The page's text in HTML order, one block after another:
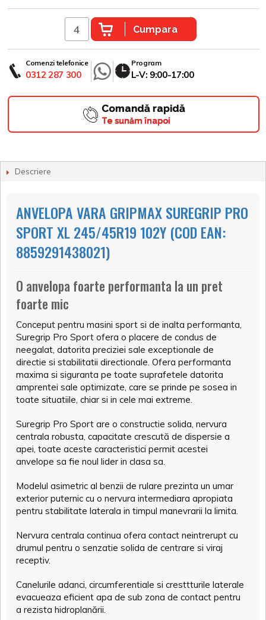
Cumpara
Comenzi telefonice
0312 287 300
Program
L-V: 9:00-17:00
Comandă rapidă
Te sunăm înapoi
Descriere
ANVELOPA VARA GRIPMAX SUREGRIP PRO
SPORT XL 245/45R19 102Y (COD EAN:
8859291438021)
O anvelopa foarte performanta la un pret
foarte mic
Conceput pentru masini sport si de inalta performanta,
Suregrip Pro Sport ofera o placere de condus de
neegalat, datorita preciziei sale exceptionale de
directie si stabilitatii directionale. Ofera performanta
maxima si siguranta pe toate suprafetele datorita
amprentei sale optimizate, care se prinde pe sosea in
toate situatiile, chiar si in cele mai extreme.
Suregrip Pro Sport are o constructie solida, nervura
centrala robusta, capacitate crescută de dispersie a
apei, toate aceste caracteristici permit acestei
anvelope sa fie noul lider in clasa sa.
Modelul asimetric al benzii de rulare prezinta un umar
exterior puternic cu o nervura intermediara apropiata
pentru stabilitate laterala in timpul manevrarii la limita.
Nervura centrala continua ofera contact neintrerupt cu
drumul pentru o senzatie solida de centrare si viraj
receptiv.
Canelurile adanci, circumferentiale si cresttturile laterale
evacueaza eficient apa de sub zona de contact pentru
a rezista hidroplanării.